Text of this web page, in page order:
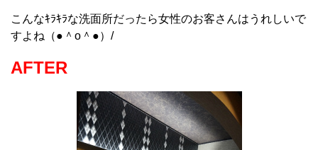
こんなｷﾗｷﾗな洗面所だったら女性のお客さんはうれしいで
すよね（●＾o＾●）/
AFTER